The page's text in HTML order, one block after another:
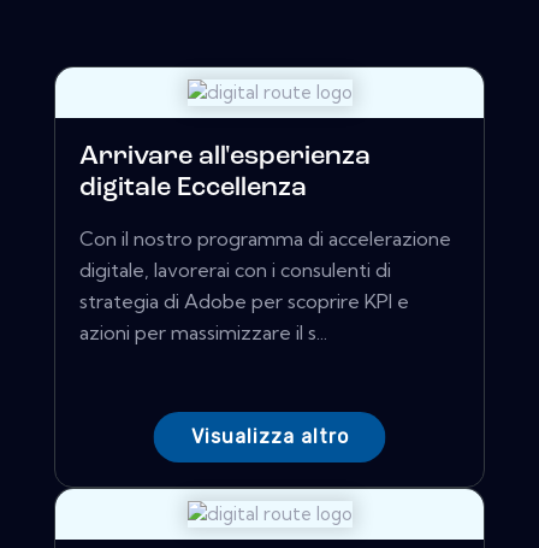
Arrivare all'esperienza
digitale Eccellenza
Con il nostro programma di accelerazione
digitale, lavorerai con i consulenti di
strategia di Adobe per scoprire KPI e
azioni per massimizzare il s...
Visualizza altro